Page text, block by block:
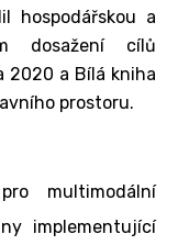
hospodářskou a
dosažení cílů
2020 a Bílá kniha
prostoru.
multimodální
implementující